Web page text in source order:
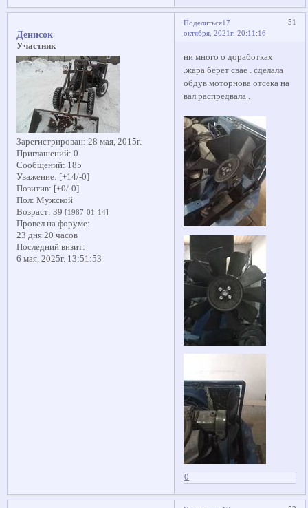
Поделиться 51
17
октября, 2021г. 20:11:16
Денисок
Участник
Зарегистрирован: 28 мая, 2015г.
Приглашений: 0
Сообщений: 185
Уважение: [+14/-0]
Позитив: [+0/-0]
Пол: Мужской
Возраст: 39 [1987-01-14]
Провел на форуме:
23 дня 20 часов
Последний визит:
6 мая, 2025г. 13:51:53
ни много о доработках
.жара берет свае . сделала
обдув моторнова отсека на
вал распредвала .
0